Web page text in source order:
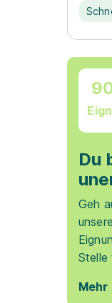
Du
Geh
Stelle